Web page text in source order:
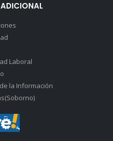
Laboral
la Información